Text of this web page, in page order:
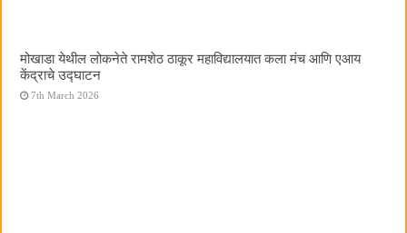
मोखाडा येथील लोकनेते रामशेठ ठाकूर महाविद्यालयात कला मंच आणि एआय
केंद्राचे उद्घाटन
7th March 2026